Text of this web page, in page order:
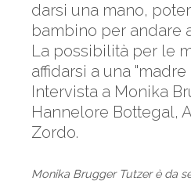
darsi una mano,
bambino per andare
La possibilità per le
affidarsi a una "madre
Intervista a Monika
Hannelore Bottegal,
Zordo.
Monika Brugger Tutzer è da